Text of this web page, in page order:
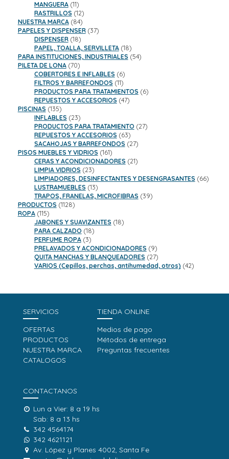
productos
MANGUERA 1111
productos
RASTRILLOS 1212
productos
NUESTRA MARCA 8484
productos
PAPELES Y DISPENSER 3737
DISPENSER 1818
productos
PAPEL, TOALLA, SERVILLETA 1818
productos
PARA INSTITUCIONES, INDUSTRIALES 5454
PILETA DE LONA 7070
productos
COBERTORES E INFLABLES 66
productos
FILTROS Y BARREFONDOS 1111
productos
PRODUCTOS PARA TRATAMIENTOS 66
REPUESTOS Y ACCESORIOS 4747
PISCINAS 135135
productos
INFLABLES 2323
productos
PRODUCTOS PARA TRATAMIENTO 2727
REPUESTOS Y ACCESORIOS 6363
productos
SACAHOJAS Y BARREFONDOS 2727
PISOS MUEBLES Y VIDRIOS 161161
productos
CERAS Y ACONDICIONADORES 2121
LIMPIA VIDRIOS 2323
productos
LIMPIADORES, DESINFECTANTES Y DESENGRASANTES 6666
LUSTRAMUEBLES 1313
productos
TRAPOS, FRANELAS, MICROFIBRAS 3939
PRODUCTOS 11281128
ROPA 115115
productos
JABONES Y SUAVIZANTES 1818
PARA CALZADO 1818
PERFUME ROPA 33
productos
PRELAVADOS Y ACONDICIONADORES 99
productos
QUITA MANCHAS Y BLANQUEADORES 2727
productos
VARIOS (Cepillos, perchas, antihumedad, otros) 4242
SERVICIOS
OFERTAS
PRODUCTOS
NUESTRA MARCA
CATALOGOS
TIENDA ONLINE
Medios de pago
Métodos de entrega
Preguntas frecuentes
CONTACTANOS
Lun a Vier: 8 a 19 hs
Sab: 8 a 13 hs
342 4564174
342 4621121
Av. López y Planes 4002, Santa Fe